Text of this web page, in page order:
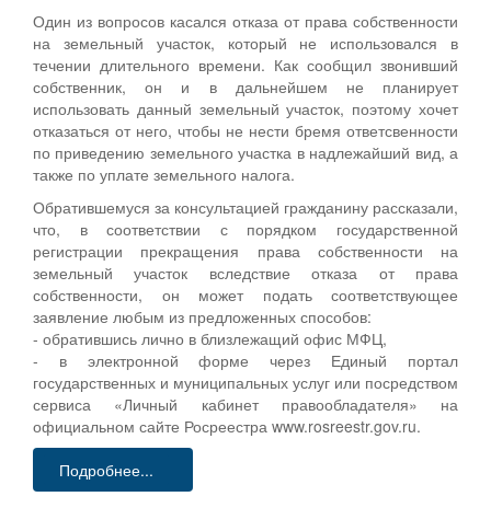
Один из вопросов касался отказа от права собственности
на земельный участок, который не использовался в
течении длительного времени. Как сообщил звонивший
собственник, он и в дальнейшем не планирует
использовать данный земельный участок, поэтому хочет
отказаться от него, чтобы не нести бремя ответсвенности
по приведению земельного участка в надлежайший вид, а
также по уплате земельного налога.
Обратившемуся за консультацией гражданину рассказали,
что, в соответствии с порядком государственной
регистрации прекращения права собственности на
земельный участок вследствие отказа от права
собственности, он может подать соответствующее
заявление любым из предложенных способов:
- обратившись лично в близлежащий офис МФЦ,
- в электронной форме через Единый портал
государственных и муниципальных услуг или посредством
сервиса «Личный кабинет правообладателя» на
официальном сайте Росреестра www.rosreestr.gov.ru.
Подробнее...